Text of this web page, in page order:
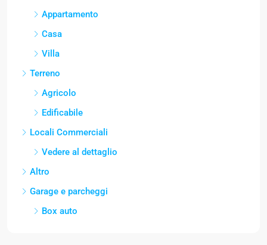
Appartamento
Casa
Villa
Terreno
Agricolo
Edificabile
Locali Commerciali
Vedere al dettaglio
Altro
Garage e parcheggi
Box auto